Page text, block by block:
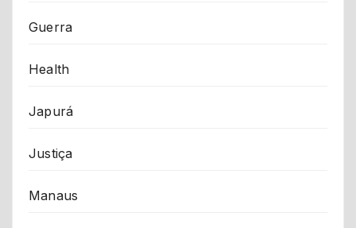
Guerra
Health
Japurá
Justiça
Manaus